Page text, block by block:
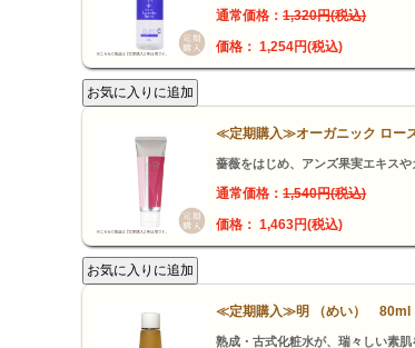
通常価格：1,320円(税込)
価格： 1,254円(税込)
≪定期購入≫オーガニック ロ
薔薇をはじめ、アンズ果実エキス
通常価格：1,540円(税込)
価格： 1,463円(税込)
≪定期購入≫明 （めい）
熟成・古式化粧水が、瑞々しい素